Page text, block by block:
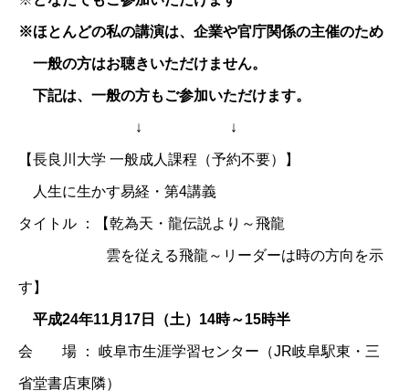
※ほとんどの私の講演は、企業や官庁関係の主催のため
一般の方はお聴きいただけません。
下記は、一般の方もご参加いただけます。
↓ ↓
【長良川大学 一般成人課程（予約不要）】
人生に生かす易経・第4講義
タイトル ：【乾為天・龍伝説より～飛龍
雲を従える飛龍～リーダーは時の方向を示
す】
平成24年11月17日（土）14時～15時半
会 場 ： 岐阜市生涯学習センター（JR岐阜駅東・三
省堂書店東隣）